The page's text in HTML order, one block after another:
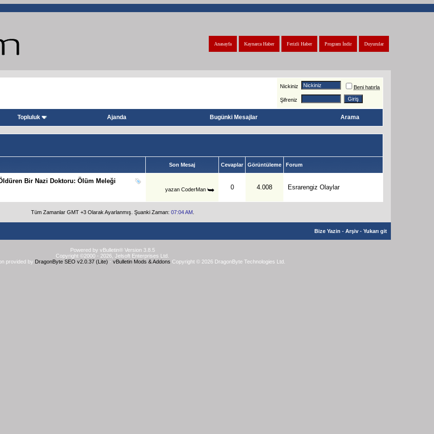
Duyurular
Program İndir
Ferizli Haber
Kaynarca Haber
Anasayfa
Nickiniz Beni hatırla
Şifreniz
Topluluk Ajanda Bugünki Mesajlar Arama
Son Mesaj Cevaplar Görüntüleme Forum
Bir Nazi Doktoru: Ölüm Meleği
yazan CoderMan 0 4.008 Esrarengiz Olaylar
Tüm Zamanlar GMT +3 Olarak Ayarlanmış. Şuanki Zaman: 07:04 AM.
Bize Yazin - Arşiv - Yukarı git
Powered by vBulletin® Version 3.8.5
Copyright ©2000 - 2026, Jelsoft Enterprises Ltd.
provided by DragonByte SEO v2.0.37 (Lite) - vBulletin Mods & Addons Copyright © 2026 DragonByte Technologies Ltd.